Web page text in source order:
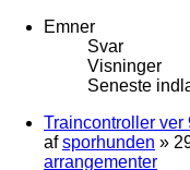
Emner
Svar
Visninger
Seneste
Traincontroller ver
afsporhunden »
arrangementer